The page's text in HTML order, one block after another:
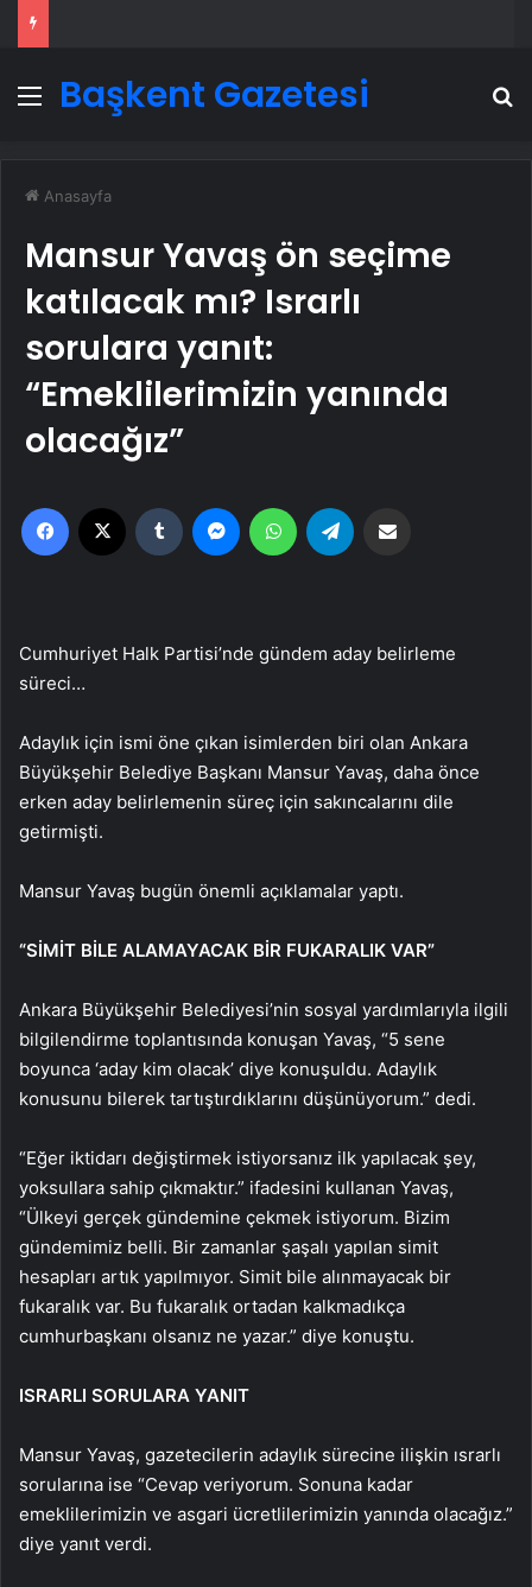
Menü
Başkent Gazetesi
Anasayfa
Mansur Yavaş ön seçime
katılacak mı? Israrlı
sorulara yanıt:
“Emeklilerimizin yanında
olacağız”
Facebook Tumblr MessengerWhatsApp
Cumhuriyet Halk Partisi’nde gündem aday belirleme
süreci…
Adaylık için ismi öne çıkan isimlerden biri olan Ankara
Büyükşehir Belediye Başkanı Mansur Yavaş, daha önce
erken aday belirlemenin süreç için sakıncalarını dile
getirmişti.
Mansur Yavaş bugün önemli açıklamalar yaptı.
“SİMİT BİLE ALAMAYACAK BİR FUKARALIK VAR”
Ankara Büyükşehir Belediyesi’nin sosyal yardımlarıyla ilgili
bilgilendirme toplantısında konuşan Yavaş, “5 sene
boyunca ‘aday kim olacak’ diye konuşuldu. Adaylık
konusunu bilerek tartıştırdıklarını düşünüyorum.” dedi.
“Eğer iktidarı değiştirmek istiyorsanız ilk yapılacak şey,
yoksullara sahip çıkmaktır.” ifadesini kullanan Yavaş,
“Ülkeyi gerçek gündemine çekmek istiyorum. Bizim
gündemimiz belli. Bir zamanlar şaşalı yapılan simit
hesapları artık yapılmıyor. Simit bile alınmayacak bir
fukaralık var. Bu fukaralık ortadan kalkmadıkça
cumhurbaşkanı olsanız ne yazar.” diye konuştu.
ISRARLI SORULARA YANIT
Mansur Yavaş, gazetecilerin adaylık sürecine ilişkin ısrarlı
sorularına ise “Cevap veriyorum. Sonuna kadar
emeklilerimizin ve asgari ücretlilerimizin yanında olacağız.”
diye yanıt verdi.